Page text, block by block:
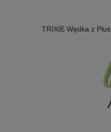
TRIXIE Wędka z